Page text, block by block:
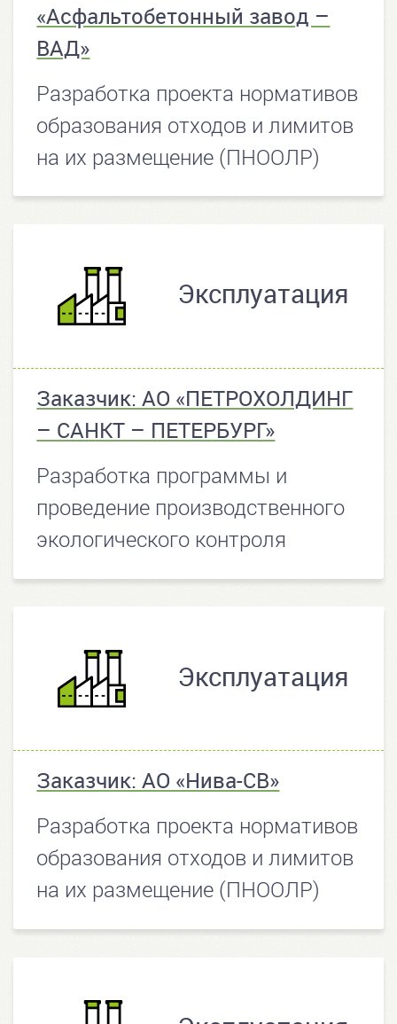
«Асфальтобетонный завод –
ВАД»
Разработка проекта нормативов
образования отходов и лимитов
на их размещение (ПНООЛР)
Эксплуатация
Заказчик: АО «ПЕТРОХОЛДИНГ
– САНКТ – ПЕТЕРБУРГ»
Разработка программы и
проведение производственного
экологического контроля
Эксплуатация
Заказчик: АО «Нива-СВ»
Разработка проекта нормативов
образования отходов и лимитов
на их размещение (ПНООЛР)